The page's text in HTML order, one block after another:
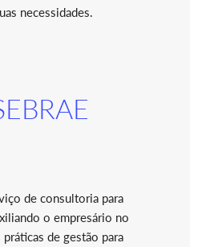
necessidades.
de consultoria para
o empresário no
de gestão para